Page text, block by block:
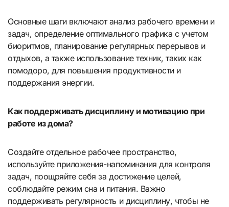
Основные шаги включают анализ рабочего времени и
задач, определение оптимального графика с учетом
биоритмов, планирование регулярных перерывов и
отдыхов, а также использование техник, таких как
помодоро, для повышения продуктивности и
поддержания энергии.
Как поддерживать дисциплину и мотивацию при
работе из дома?
Создайте отдельное рабочее пространство,
используйте приложения-напоминания для контроля
задач, поощряйте себя за достижение целей,
соблюдайте режим сна и питания. Важно
поддерживать регулярность и дисциплину, чтобы не